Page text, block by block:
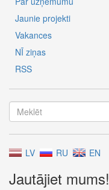
Jaunie projekti
Vakances
NĪ ziņas
RSS
LV RU EN
Jautājiet mums!